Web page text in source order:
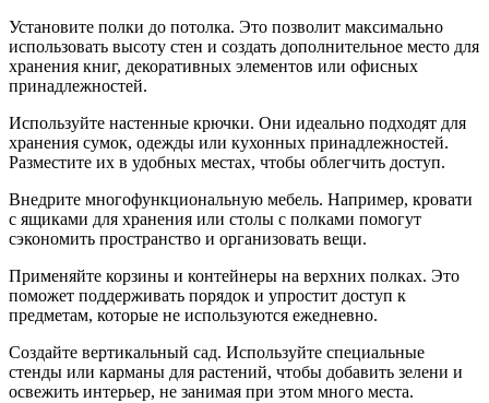
Установите полки до потолка. Это позволит максимально
использовать высоту стен и создать дополнительное место для
хранения книг, декоративных элементов или офисных
принадлежностей.
Используйте настенные крючки. Они идеально подходят для
хранения сумок, одежды или кухонных принадлежностей.
Разместите их в удобных местах, чтобы облегчить доступ.
Внедрите многофункциональную мебель. Например, кровати
с ящиками для хранения или столы с полками помогут
сэкономить пространство и организовать вещи.
Применяйте корзины и контейнеры на верхних полках. Это
поможет поддерживать порядок и упростит доступ к
предметам, которые не используются ежедневно.
Создайте вертикальный сад. Используйте специальные
стенды или карманы для растений, чтобы добавить зелени и
освежить интерьер, не занимая при этом много места.